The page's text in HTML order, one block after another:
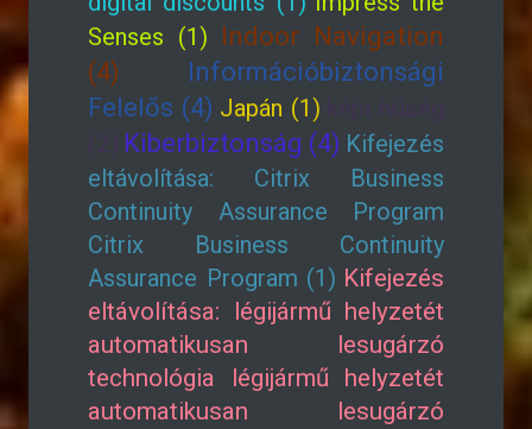
Senses (1) Indoor Navigation
(4)
Információbiztonsági
Felelős (4) Japán (1)
Kiberbiztonság (4) Kifejezés
eltávolítása: Citrix Business
Continuity Assurance Program
Citrix Business Continuity
Assurance Program (1) Kifejezés
eltávolítása: légijármű helyzetét
automatikusan lesugárzó
technológia légijármű helyzetét
automatikusan lesugárzó